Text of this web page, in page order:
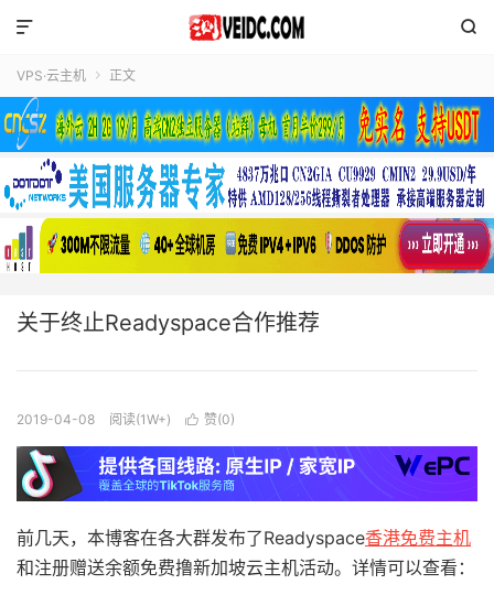


VPS·云主机  正文
关于终止Readyspace合作推荐
2019-04-08 阅读(1W+)  赞(0)
前几天，本博客在各大群发布了Readyspace香港免费主机
和注册赠送余额免费撸新加坡云主机活动。详情可以查看：